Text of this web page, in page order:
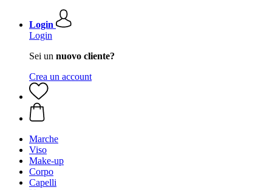
Login
Login
Sei un nuovo cliente?
Crea un account
Marche
Viso
Make-up
Corpo
Capelli